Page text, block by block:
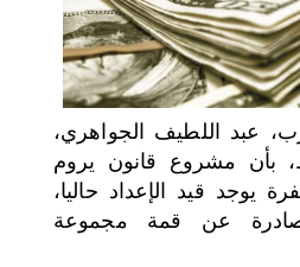
عبد اللطيف الجواهري،
بأن مشروع قانون يروم
يوجد قيد الإعداد حاليا،
عن قمة مجموعة